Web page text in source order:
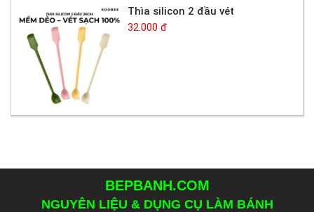
Thìa silicon 2 đầu vét
32.000 đ
BEPBANH.COM
NGUYÊN LIỆU & DỤNG CỤ LÀM BÁNH